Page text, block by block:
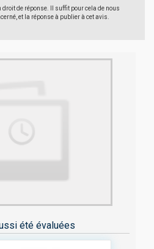
de réponse. Il suffit pour cela de nous
et la réponse à publier à cet avis.
été évaluées